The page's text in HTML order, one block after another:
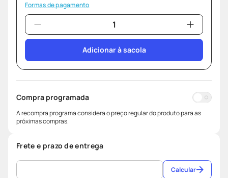
Formas de pagamento
Adicionar à sacola
Compra programada
A recompra programa considera o preço regular do produto para as
próximas compras.
Frete e prazo de entrega
Calcular